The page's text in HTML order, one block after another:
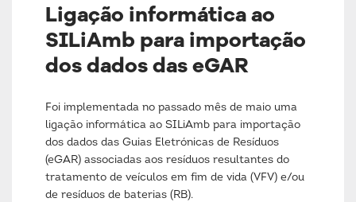
Ligação informática ao
SILiAmb para importação
dos dados das eGAR
Foi implementada no passado mês de maio uma
ligação informática ao SILiAmb para importação
dos dados das Guias Eletrónicas de Resíduos
(eGAR) associadas aos resíduos resultantes do
tratamento de veículos em fim de vida (VFV) e/ou
de resíduos de baterias (RB).